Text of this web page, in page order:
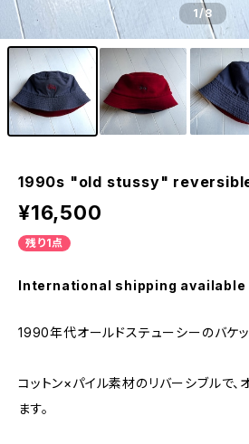
1/8
1990s "old stussy"
¥16,500
残り1点
International shipping available
1990年代オールドステューシーのバケッ
コットン×パイル素材のリバーシブルで
ます。